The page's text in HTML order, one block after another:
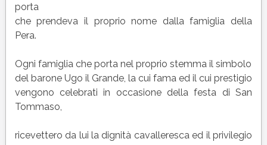
porta
che prendeva il proprio nome dalla famiglia della
Pera.
Ogni famiglia che porta nel proprio stemma il simbolo
del barone Ugo il Grande, la cui fama ed il cui prestigio
vengono celebrati in occasione della festa di San
Tommaso,
ricevettero da lui la dignità cavalleresca ed il privilegio